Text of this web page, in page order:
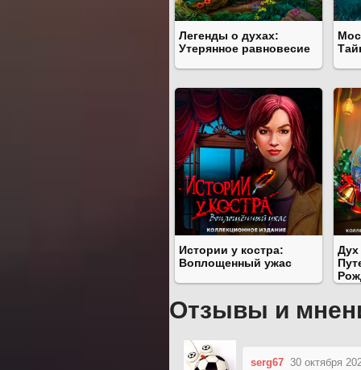
Легенды о духах:
Утерянное равновесие
Истории у костра:
Воплощенный ужас
Дух
Отзывы и
serg67 30 октября